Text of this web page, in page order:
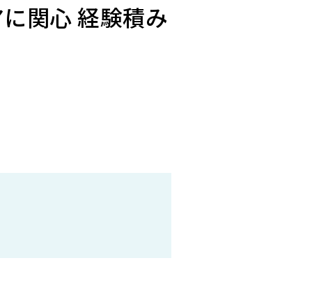
関心 経験積み